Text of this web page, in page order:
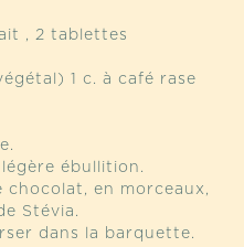
, 2 tablettes
1 c. à café rase
légère ébullition.
chocolat, en morceaux,
Stévia.
dans la barquette.